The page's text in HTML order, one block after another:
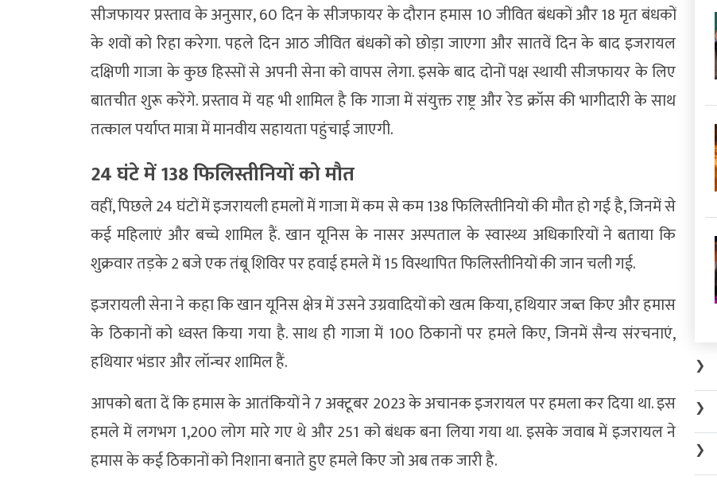
सीजफायर प्रस्ताव के अनुसार, 60 दिन के सीजफायर के दौरान हमास 10 जीवित बंधकों और 18 मृत बंधकों
के शवों को रिहा करेगा. पहले दिन आठ जीवित बंधकों को छोड़ा जाएगा और सातवें दिन के बाद इजरायल
दक्षिणी गाजा के कुछ हिस्सों से अपनी सेना को वापस लेगा. इसके बाद दोनों पक्ष स्थायी सीजफायर के लिए
बातचीत शुरू करेंगे. प्रस्ताव में यह भी शामिल है कि गाजा में संयुक्त राष्ट्र और रेड क्रॉस की भागीदारी के साथ
तत्काल पर्याप्त मात्रा में मानवीय सहायता पहुंचाई जाएगी.
24 घंटे में 138 फिलिस्तीनियों को मौत
वहीं, पिछले 24 घंटों में इजरायली हमलों में गाजा में कम से कम 138 फिलिस्तीनियों की मौत हो गई है, जिनमें से
कई महिलाएं और बच्चे शामिल हैं. खान यूनिस के नासर अस्पताल के स्वास्थ्य अधिकारियों ने बताया कि
शुक्रवार तड़के 2 बजे एक तंबू शिविर पर हवाई हमले में 15 विस्थापित फिलिस्तीनियों की जान चली गई.
इजरायली सेना ने कहा कि खान यूनिस क्षेत्र में उसने उग्रवादियों को खत्म किया, हथियार जब्त किए और हमास
के ठिकानों को ध्वस्त किया गया है. साथ ही गाजा में 100 ठिकानों पर हमले किए, जिनमें सैन्य संरचनाएं,
हथियार भंडार और लॉन्चर शामिल हैं.
आपको बता दें कि हमास के आतंकियों ने 7 अक्टूबर 2023 के अचानक इजरायल पर हमला कर दिया था. इस
हमले में लगभग 1,200 लोग मारे गए थे और 251 को बंधक बना लिया गया था. इसके जवाब में इजरायल ने
हमास के कई ठिकानों को निशाना बनाते हुए हमले किए जो अब तक जारी है.
❯
❯
❯